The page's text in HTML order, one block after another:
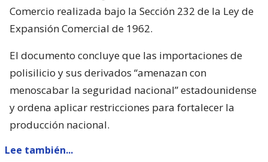
Comercio realizada bajo la Sección 232 de la Ley de
Expansión Comercial de 1962.
El documento concluye que las importaciones de
polisilicio y sus derivados “amenazan con
menoscabar la seguridad nacional” estadounidense
y ordena aplicar restricciones para fortalecer la
producción nacional.
Lee también...